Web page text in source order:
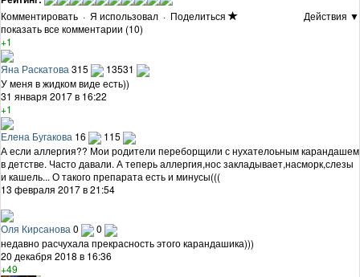
Комментировать · Я использовал · Поделиться
Действия ▼
показать все комментарии (10)
+1
Яна Раскатова 315
13531
У меня в жидком виде есть))
31 января 2017 в 16:22
+1
Елена Бугакова 16
115
А если аллергия?? Мои родители переборщили с нухателоьным карандашем
в детстве. Часто давали. А теперь аллергия,нос закладывает,насморк,слезы
и кашель... О такого препарата есть и минусы(((
13 февраля 2017 в 21:54
Оля Кирсанова0
0
недавно расчухала прекрасность этого карандашика)))
20 декабря 2018 в 16:36
+49